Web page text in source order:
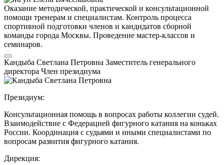
Оказание методической, практической и консультационной
помощи тренерам и специалистам. Контроль процесса
спортивной подготовки членов и кандидатов сборной
команды города Москвы. Проведение мастер-классов и
семинаров.
Кандыба Светлана Петровна Заместитель генерального
директора Член президиума
Президиум:
Консультационная помощь в вопросах работы коллегии судей.
Взаимодействие с Федерацией фигурного катания на коньках
России. Координация с судьями и иными специалистами по
вопросам развития фигурного катания.
Дирекция: